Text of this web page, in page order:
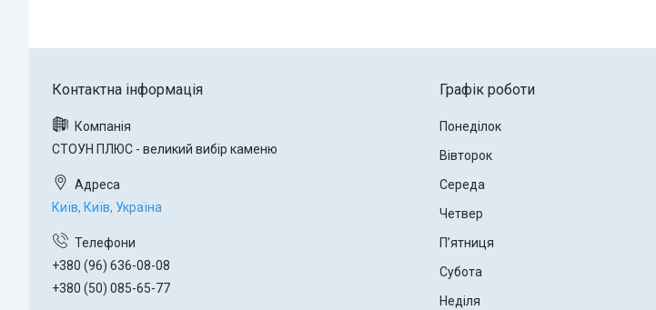
СТОУН ПЛЮС - великий вибір каменю
Київ, Київ, Україна
+380 (96) 636-08-08
+380 (50) 085-65-77
Графік роботи
Понеділок
Вівторок
Середа
Четвер
Пʼятниця
Субота
Неділя